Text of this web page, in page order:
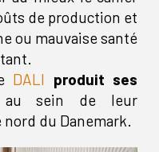
de production et
ou mauvaise santé
DALI
produit ses
au sein de leur
nord du Danemark.